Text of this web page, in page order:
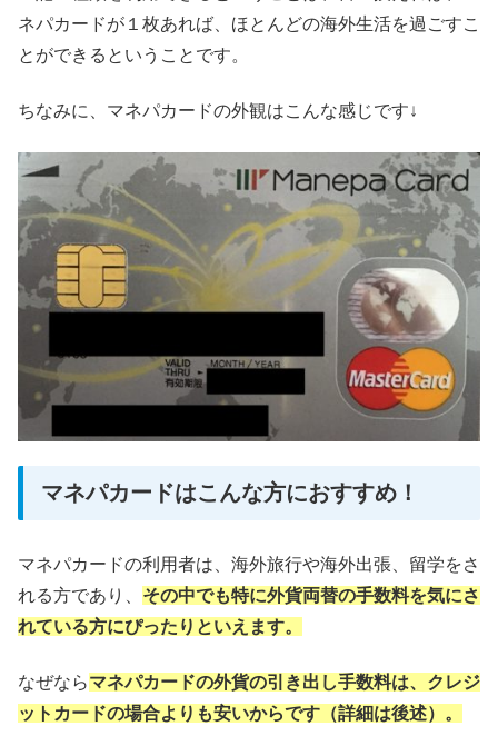
ネパカードが１枚あれば、ほとんどの海外生活を過ごすこ
とができるということです。
ちなみに、マネパカードの外観はこんな感じです↓
マネパカードはこんな方におすすめ！
マネパカードの利用者は、海外旅行や海外出張、留学をさ
れる方であり、 その中でも特に外貨両替の手数料を気にさ
れている方にぴったりといえます。
なぜならマネパカードの外貨の引き出し手数料は、クレジ
ットカードの場合よりも安いからです（詳細は後述）。